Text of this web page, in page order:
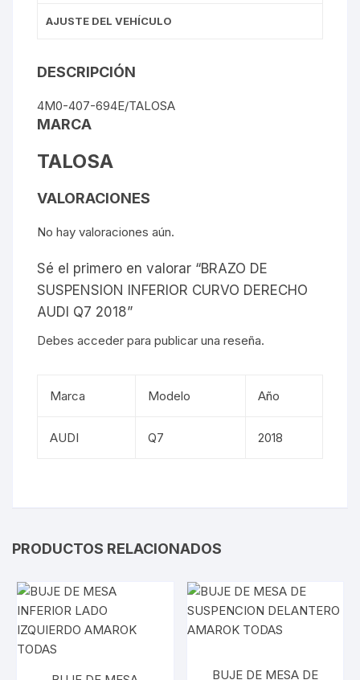
AJUSTE DEL VEHÍCULO
DESCRIPCIÓN
4M0-407-694E/TALOSA
MARCA
TALOSA
VALORACIONES
No hay valoraciones aún.
Sé el primero en valorar “BRAZO DE
SUSPENSION INFERIOR CURVO DERECHO
AUDI Q7 2018”
Debes acceder para publicar una reseña.
Marca Modelo Año
AUDI Q7 2018
PRODUCTOS RELACIONADOS
BUJE DE MESA DE